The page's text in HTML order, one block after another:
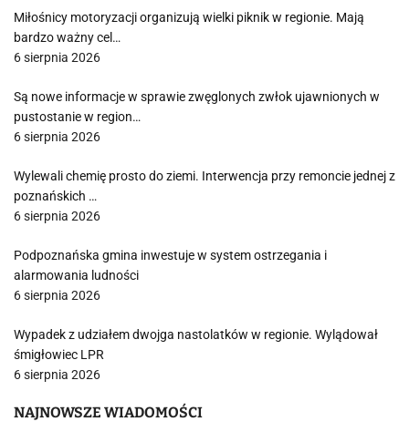
Miłośnicy motoryzacji organizują wielki piknik w regionie. Mają
bardzo ważny cel…
6 sierpnia 2026
Są nowe informacje w sprawie zwęglonych zwłok ujawnionych w
pustostanie w region…
6 sierpnia 2026
Wylewali chemię prosto do ziemi. Interwencja przy remoncie jednej z
poznańskich …
6 sierpnia 2026
Podpoznańska gmina inwestuje w system ostrzegania i
alarmowania ludności
6 sierpnia 2026
Wypadek z udziałem dwojga nastolatków w regionie. Wylądował
śmigłowiec LPR
6 sierpnia 2026
NAJNOWSZE WIADOMOŚCI